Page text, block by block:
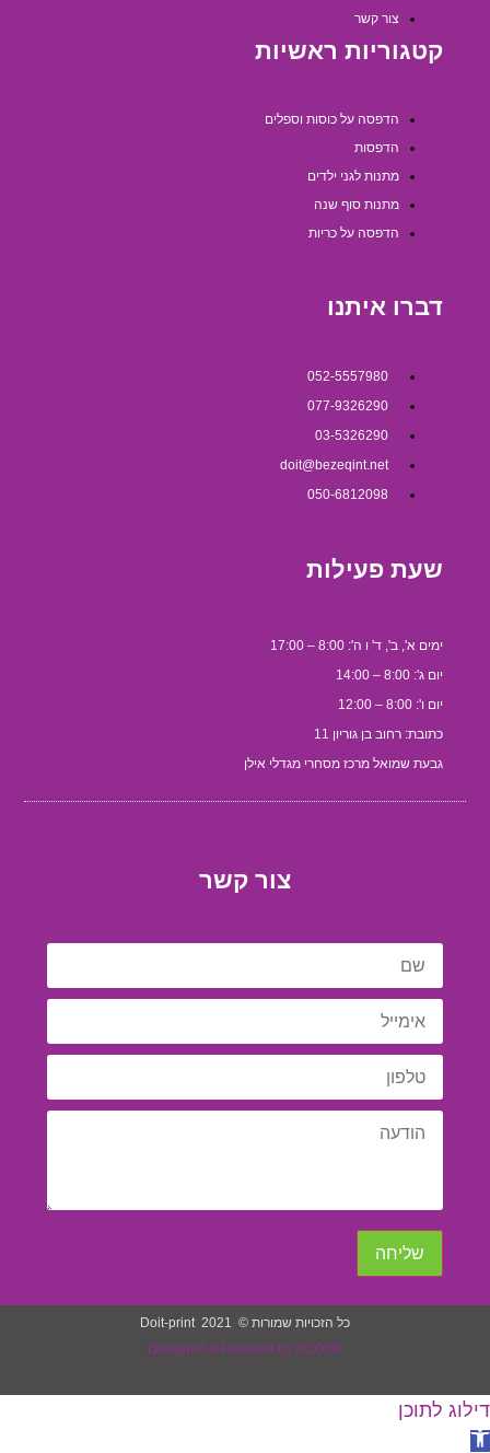
צור קשר
קטגוריות ראשיות
הדפסה על כוסות וספלים
הדפסות
מתנות לגני ילדים
מתנות סוף שנה
הדפסה על כריות
דברו איתנו
052-5557980
077-9326290
03-5326290
doit@bezeqint.net
050-6812098
שעת פעילות
ימים א', ב', ד' ו ה': 8:00 – 17:00
יום ג': 8:00 – 14:00
יום ו': 8:00 – 12:00
כתובת: רחוב בן גוריון 11
גבעת שמואל מרכז מסחרי מגדלי אילן
צור קשר
שליחה
כל הזכויות שמורות © 2021 Doit-print
Designed & Powered by SCOOP
Scroll
Up
דילוג לתוכן
פתח סרגל נגישות